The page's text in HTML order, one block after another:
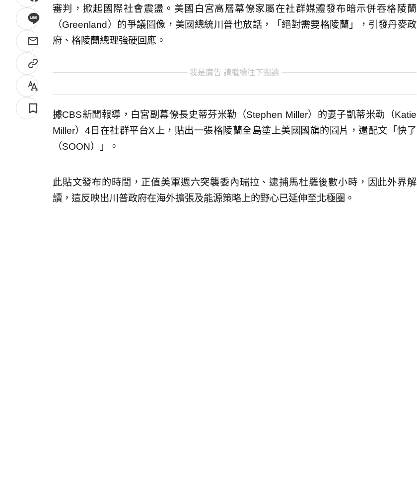
審判，掀起國際社會震盪。美國白宮高層幕僚家屬在社群媒體發布暗示併吞格陵蘭
（Greenland）的爭議圖像，美國總統川普也放話，「絕對需要格陵蘭」，引發丹麥政
府、格陵蘭總理強硬回應。
我是廣告 請繼續往下閱讀
據CBS新聞報導，白宮副幕僚長史蒂芬米勒（Stephen Miller）的妻子凱蒂米勒（Katie
Miller）4日在社群平台X上，貼出一張格陵蘭全島塗上美國國旗的圖片，還配文「快了
（SOON）」。
此貼文發布的時間，正值美軍週六突襲委內瑞拉、逮捕馬杜羅後數小時，因此外界解
讀，這反映出川普政府在海外擴張及能源策略上的野心已延伸至北極圈。